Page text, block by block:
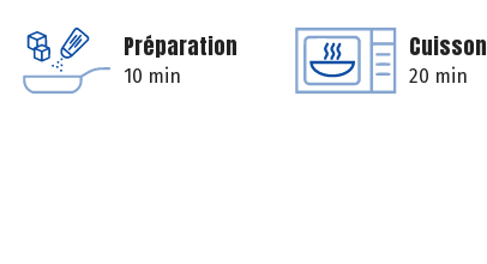
Préparation
10 min
Cuisson
20 min